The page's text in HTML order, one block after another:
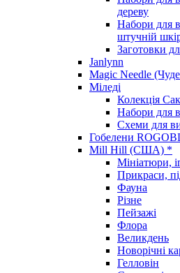
дереву
Набори для
штучній
Заготовки
Janlynn
Magic Needle
Міледі
Колекція
Набори для
Схеми для
Гобелени
Mill Hill (США) *
Мініатюри,
Прикраси,
Фауна
Різне
Пейзажі
Флора
Великдень
Новорічні
Гелловін